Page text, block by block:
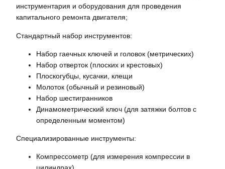
инструментария и оборудования для проведения
капитального ремонта двигателя;
Стандартный набор инструментов:
Набор гаечных ключей и головок (метрических)
Набор отверток (плоских и крестовых)
Плоскогубцы, кусачки, клещи
Молоток (обычный и резиновый)
Набор шестигранников
Динамометрический ключ (для затяжки болтов с
определенным моментом)
Специализированные инструменты:
Компрессометр (для измерения компрессии в